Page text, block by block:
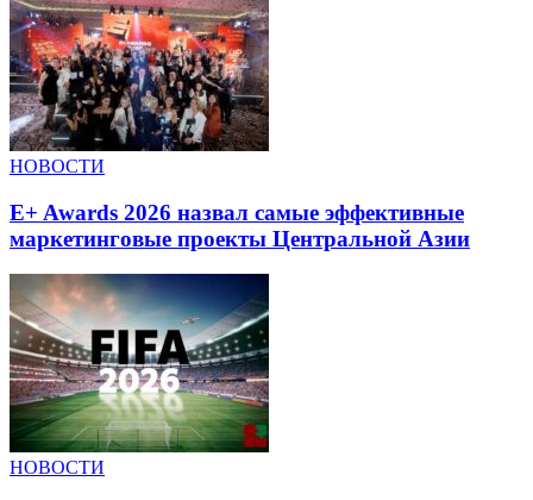
НОВОСТИ
E+ Awards 2026 назвал самые эффективные
маркетинговые проекты Центральной Азии
НОВОСТИ